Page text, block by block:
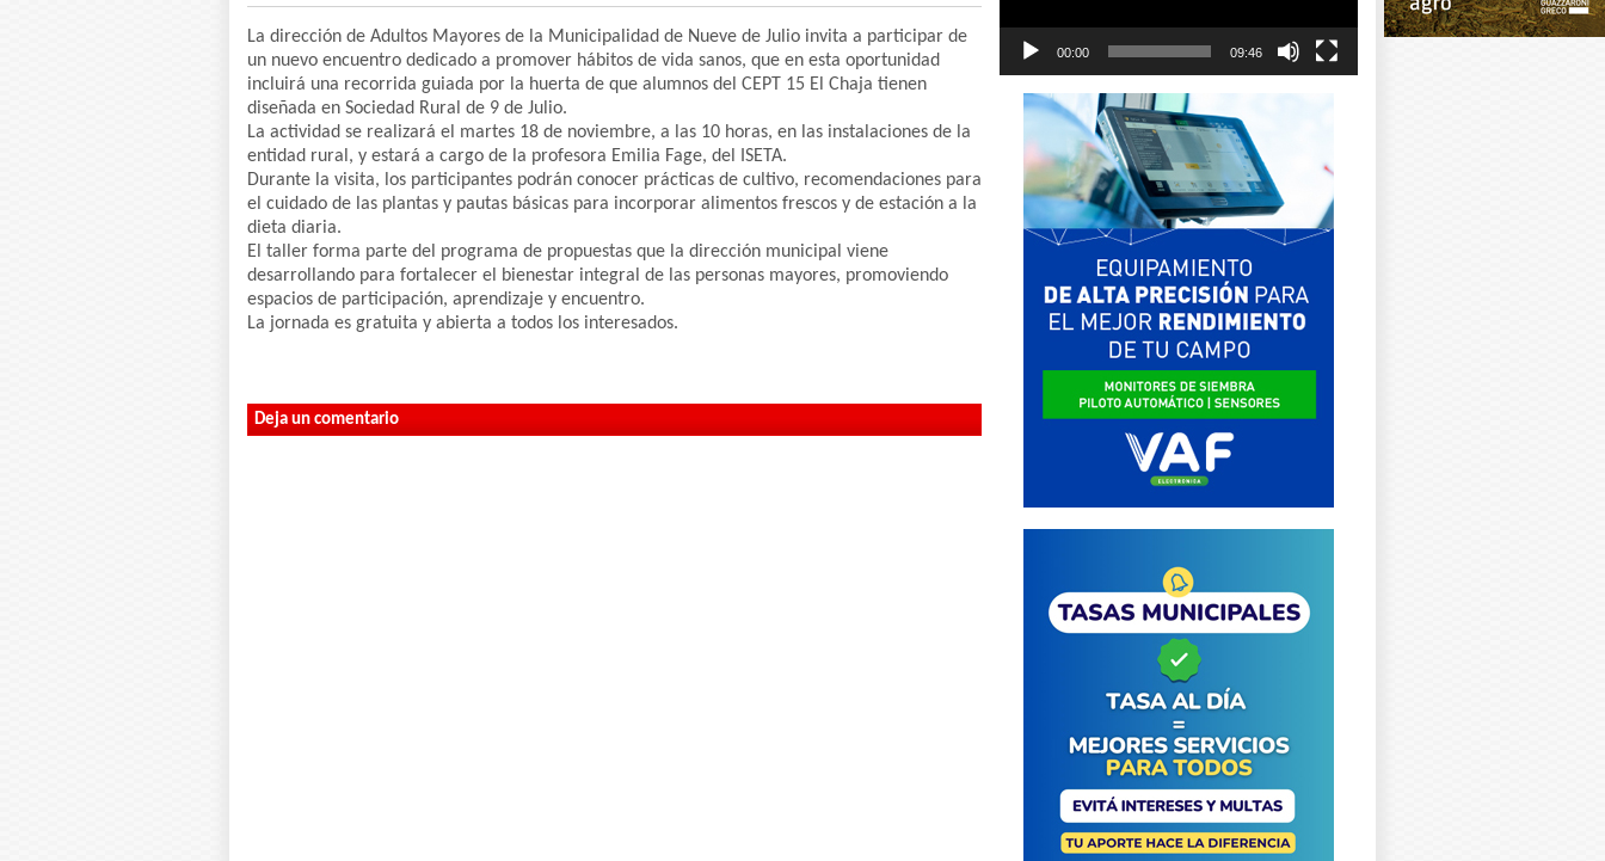
La dirección de Adultos Mayores de la Municipalidad de Nueve de Julio invita a participar de
un nuevo encuentro dedicado a promover hábitos de vida sanos, que en esta oportunidad
incluirá una recorrida guiada por la huerta de que alumnos del CEPT 15 El Chaja tienen
diseñada en Sociedad Rural de 9 de Julio.
La actividad se realizará el martes 18 de noviembre, a las 10 horas, en las instalaciones de la
entidad rural, y estará a cargo de la profesora Emilia Fage, del ISETA.
Durante la visita, los participantes podrán conocer prácticas de cultivo, recomendaciones para
el cuidado de las plantas y pautas básicas para incorporar alimentos frescos y de estación a la
dieta diaria.
El taller forma parte del programa de propuestas que la dirección municipal viene
desarrollando para fortalecer el bienestar integral de las personas mayores, promoviendo
espacios de participación, aprendizaje y encuentro.
La jornada es gratuita y abierta a todos los interesados.
Deja un comentario
00:00 09:46